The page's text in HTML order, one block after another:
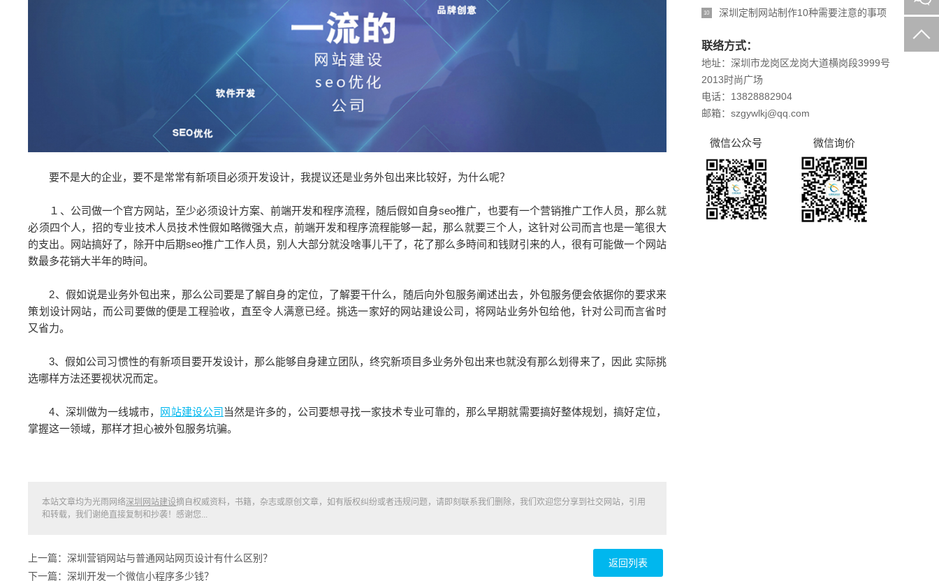
要不是大的企业，要不是常常有新项目必须开发设计，我提议还是业务外包出来比较好，为什么呢？
１、公司做一个官方网站，至少必须设计方案、前端开发和程序流程，随后假如自身seo推广，也要有一个营销推广工作人员，那么就
必须四个人，招的专业技术人员技术性假如略微强大点，前端开发和程序流程能够一起，那么就要三个人，这针对公司而言也是一笔很大
的支出。网站搞好了，除开中后期seo推广工作人员，别人大部分就没啥事儿干了，花了那么多時间和钱财引来的人，很有可能做一个网站
数最多花销大半年的時间。
2、假如说是业务外包出来，那么公司要是了解自身的定位，了解要干什么，随后向外包服务阐述出去，外包服务便会依据你的要求来
策划设计网站，而公司要做的便是工程验收，直至令人满意已经。挑选一家好的网站建设公司，将网站业务外包给他，针对公司而言省时
又省力。
3、假如公司习惯性的有新项目要开发设计，那么能够自身建立团队，终究新项目多业务外包出来也就没有那么划得来了，因此 实际挑
选哪样方法还要视状况而定。
4、深圳做为一线城市， 网站建设公司 当然是许多的，公司要想寻找一家技术专业可靠的，那么早期就需要搞好整体规划，搞好定位，
掌握这一领域，那样才担心被外包服务坑骗。
本站文章均为光雨网络深圳网站建设摘自权威资料，书籍，杂志或原创文章，如有版权纠纷或者违规问题，请即刻联系我们删除，我们欢迎您分享到社交网站，引用
和转载，我们谢绝直接复制和抄袭！感谢您...
返回列表
上一篇：深圳营销网站与普通网站网页设计有什么区别？
下一篇：深圳开发一个微信小程序多少钱？
10 深圳定制网站制作10种需要注意的事项
联络方式：
地址：深圳市龙岗区龙岗大道横岗段3999号
2013时尚广场
电话：13828882904
邮箱：szgywlkj@qq.com
微信公众号 微信询价